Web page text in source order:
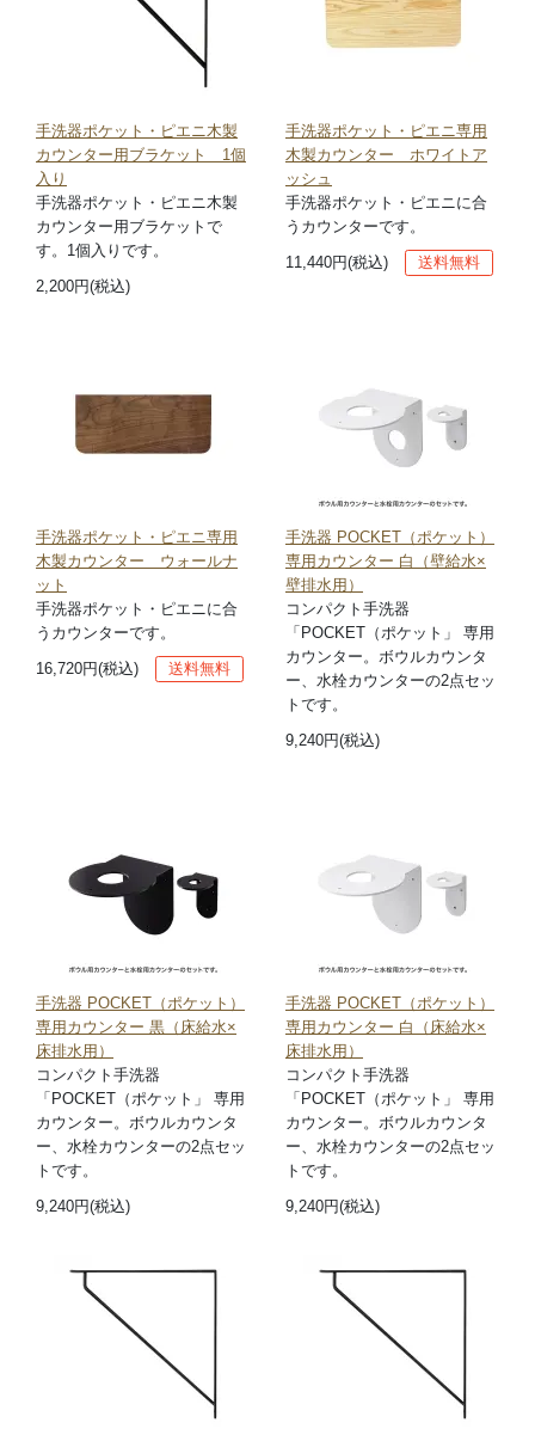
手洗器ポケット・ピエニ木製
カウンター用ブラケット 1個
入り
手洗器ポケット・ピエニ木製
カウンター用ブラケットで
す。1個入りです。
2,200円(税込)
手洗器ポケット・ピエニ専用
木製カウンター ホワイトア
ッシュ
手洗器ポケット・ピエニに合
うカウンターです。
11,440円(税込)
送料無料
手洗器ポケット・ピエニ専用
木製カウンター ウォールナ
ット
手洗器ポケット・ピエニに合
うカウンターです。
16,720円(税込)
送料無料
手洗器 POCKET（ポケット）
専用カウンター 白（壁給水×
壁排水用）
コンパクト手洗器
「POCKET（ポケット」 専用
カウンター。ボウルカウンタ
ー、水栓カウンターの2点セッ
トです。
9,240円(税込)
手洗器 POCKET（ポケット）
専用カウンター 黒（床給水×
床排水用）
コンパクト手洗器
「POCKET（ポケット」 専用
カウンター。ボウルカウンタ
ー、水栓カウンターの2点セッ
トです。
9,240円(税込)
手洗器 POCKET（ポケット）
専用カウンター 白（床給水×
床排水用）
コンパクト手洗器
「POCKET（ポケット」 専用
カウンター。ボウルカウンタ
ー、水栓カウンターの2点セッ
トです。
9,240円(税込)